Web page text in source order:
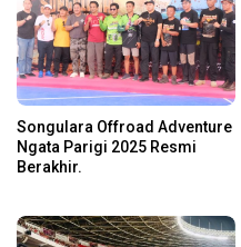
Songulara Offroad Adventure
Ngata Parigi 2025 Resmi
Berakhir.